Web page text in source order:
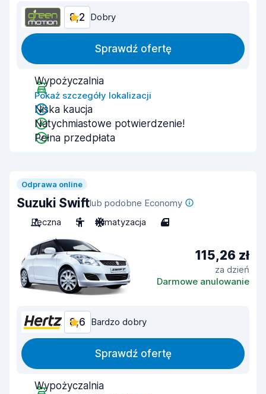
8,2 Dobry
Sprawdź ofertę
Wypożyczalnia
Pokaż szczegóły lokalizacji
Niska kaucja
Natychmiastowe potwierdzenie!
Pełna przedpłata
Odprawa online
Suzuki Swiftlub podobne Economy
Ręczna
5 Klimatyzacja 4
115,26 zł
za dzień
Darmowe anulowanie
8,6 Bardzo dobry
Sprawdź ofertę
Wypożyczalnia